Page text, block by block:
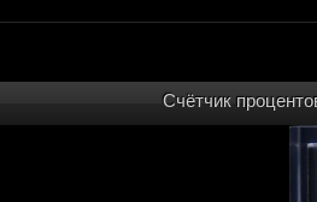
Привет, ребят! Не
не смыслят в
не допустит,
Счётчик